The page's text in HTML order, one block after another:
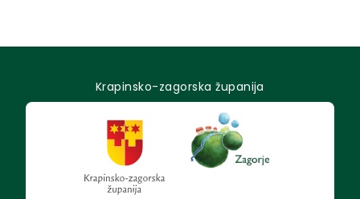
Krapinsko-zagorska županija